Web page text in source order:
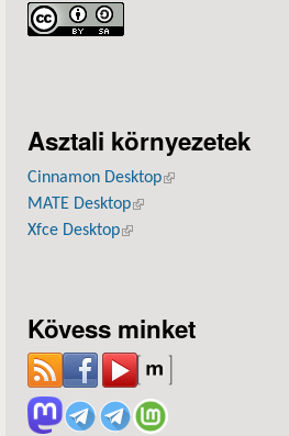
Asztali környezetek
Cinnamon Desktop(külső hivatkozás)
MATE Desktop(külső hivatkozás)
Xfce Desktop(külső hivatkozás)
Kövess minket